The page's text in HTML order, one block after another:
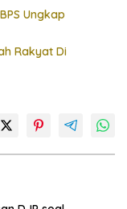
Ungkap
Rakyat Di